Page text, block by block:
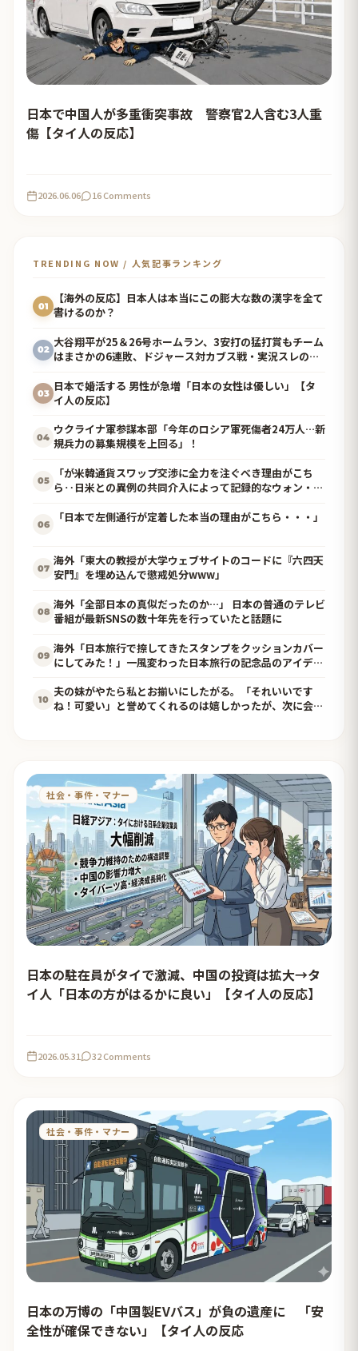
日本で中国人が多重衝突事故 警察官2人含む3人重
傷【タイ人の反応】
2026.06.06 16 Comments
TRENDING NOW / 人気記事ランキング
01
【海外の反応】日本人は本当にこの膨大な数の漢字を全て
書けるのか？
02
大谷翔平が25＆26号ホームラン、3安打の猛打賞もチーム
はまさかの6連敗、ドジャース対カブス戦・実況スレの翻
03
日本で婚活する 男性が急増「日本の女性は優しい」【タ
イ人の反応】
04
ウクライナ軍参謀本部「今年のロシア軍死傷者24万人…新
規兵力の募集規模を上回る」！
05
「が米韓通貨スワップ交渉に全力を注ぐべき理由がこち
ら‥日米との異例の共同介入によって記録的なウォン・ド
06
「日本で左側通行が定着した本当の理由がこちら・・・」
07
海外「東大の教授が大学ウェブサイトのコードに『六四天
安門』を埋め込んで懲戒処分www」
08
海外「全部日本の真似だったのか…」 日本の普通のテレビ
番組が最新SNSの数十年先を行っていたと話題に
09
海外「日本旅行で捺してきたスタンプをクッションカバー
にしてみた！」一風変わった日本旅行の記念品のアイディ
10
夫の妹がやたら私とお揃いにしたがる。「それいいです
ね！可愛い」と誉めてくれるのは嬉しかったが、次に会う
社会・事件・マナー
日本の駐在員がタイで激減、中国の投資は拡大→タ
イ人「日本の方がはるかに良い」【タイ人の反応】
2026.05.31 32 Comments
社会・事件・マナー
日本の万博の「中国製EVバス」が負の遺産に 「安
全性が確保できない」【タイ人の反応